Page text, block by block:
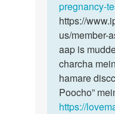
pregnancy-
https://
us/member-
aap is
charcha
hamare
Poocho”
https://